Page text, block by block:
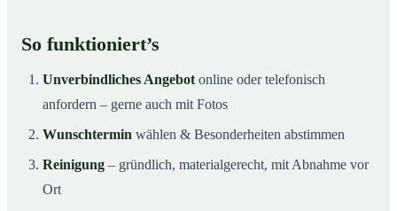
So funktioniert’s
Unverbindliches Angebot online oder telefonisch
anfordern – gerne auch mit Fotos
Wunschtermin wählen & Besonderheiten abstimmen
Reinigung – gründlich, materialgerecht, mit Abnahme vor
Ort